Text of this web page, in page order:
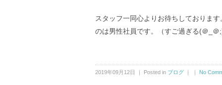
スタッフ一同心よりお待ちしておりま
のは男性社員です。（すご過ぎる(＠_
2019年09月12日 ｜ Posted in ブログ ｜ ｜ No